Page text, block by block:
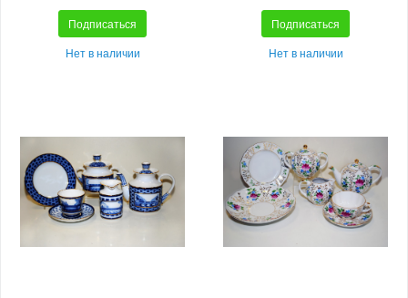
Подписаться
Нет в наличии
Подписаться
Нет в наличии